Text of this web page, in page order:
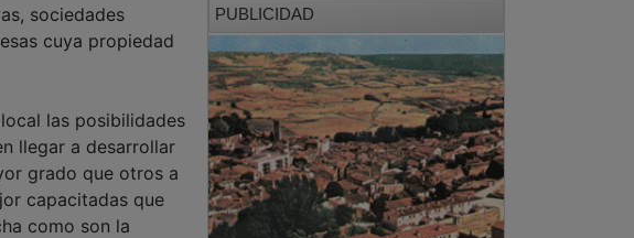
sociedades
cuya propiedad
las posibilidades
llegar a desarrollar
grado que otros a
capacitadas que
como son la
PUBLICIDAD